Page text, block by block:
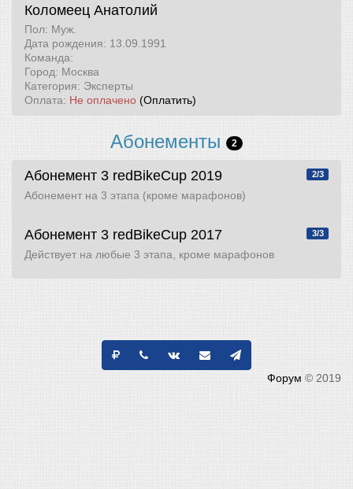
Коломеец Анатолий
Пол: Муж.
Дата рождения: 13.09.1991
Команда:
Город: Москва
Категория: Эксперты
Оплата: Не оплачено (Оплатить)
Абонементы 2
2/3
Абонемент 3 redBikeCup 2019
Абонемент на 3 этапа (кроме марафонов)
3/3
Абонемент 3 redBikeCup 2017
Действует на любые 3 этапа, кроме марафонов
Форум © 2019